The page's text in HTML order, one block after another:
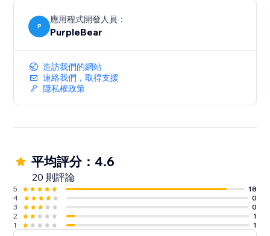
P
應用程式開發人員：
PurpleBear
造訪我們的網站
連絡我們，取得支援
隱私權政策
平均評分：4.6
20 則評論
5
18
4
0
3
0
2
1
1
1